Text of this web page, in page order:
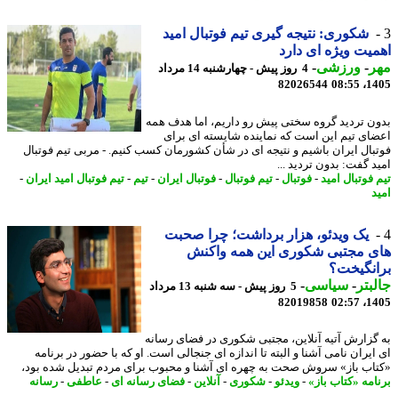
شکوری: نتیجه گیری تیم فوتبال امید
ویژه ای دارد
-ورزشی-
4 روز پیش - چهارشنبه 14 مرداد
82026544
تردید گروه سختی پیش رو داریم، اما هدف همه
تیم این است که نماینده شایسته ای برای
ایران باشیم و نتیجه ای در شأن کشورمان کسب کنیم. - مربی تیم فوتبال
گفت: بدون تردید ...
فوتبال امید -فوتبال-تیم فوتبال-فوتبال ایران - تیم -تیم فوتبال امید ایران -
یک ویدئو، هزار برداشت؛ چرا صحبت
مجتبی شکوری این همه واکنش
-سیاسی-
5 روز پیش - سه شنبه 13 مرداد
82019858
آتیه آنلاین، مجتبی شکوری در فضای رسانه
نامی آشنا و البته تا اندازه ای جنجالی است. او که با حضور در برنامه
باز» سروش صحت به چهره ای آشنا و محبوب برای مردم تبدیل شده بود،
«کتاب باز» -ویدئو-شکوری- آنلاین-فضای رسانه ای- عاطفی-رسانه